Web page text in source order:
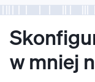
w mniej